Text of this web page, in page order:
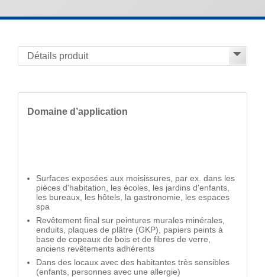
Domaine d’application
Surfaces exposées aux moisissures, par ex. dans les
pièces d'habitation, les écoles, les jardins d'enfants,
les bureaux, les hôtels, la gastronomie, les espaces
spa
Revêtement final sur peintures murales minérales,
enduits, plaques de plâtre (GKP), papiers peints à
base de copeaux de bois et de fibres de verre,
anciens revêtements adhérents
Dans des locaux avec des habitantes très sensibles
(enfants, personnes avec une allergie)